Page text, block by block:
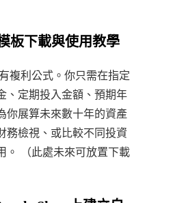
板下載與使用教學
複利公式。你只需在指定
、定期投入金額、預期年
你展算未來數十年的資產
務檢視、或比較不同投資
。 （此處未來可放置下載